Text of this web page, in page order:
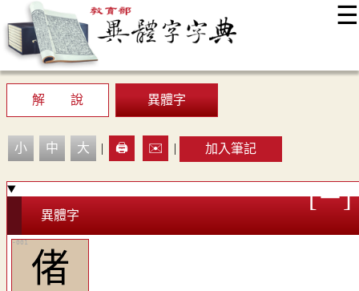
☰
最新消息
顯示模式
網站導覽
解 說
異體字
小 中 大 | 🖨️ ✉️ | 加入筆記
異體字
偖